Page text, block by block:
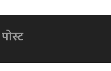
पोस्ट